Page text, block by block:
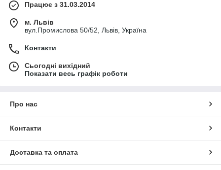
Працює з 31.03.2014
м. Львів
вул.Промислова 50/52, Львів, Україна
Контакти
Сьогодні вихідний
Показати весь графік роботи
Про нас
Контакти
Доставка та оплата